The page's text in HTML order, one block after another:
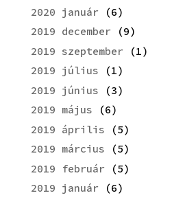
2020 január (6)
2019 december (9)
2019 szeptember (1)
2019 július (1)
2019 június (3)
2019 május (6)
2019 április (5)
2019 március (5)
2019 február (5)
2019 január (6)